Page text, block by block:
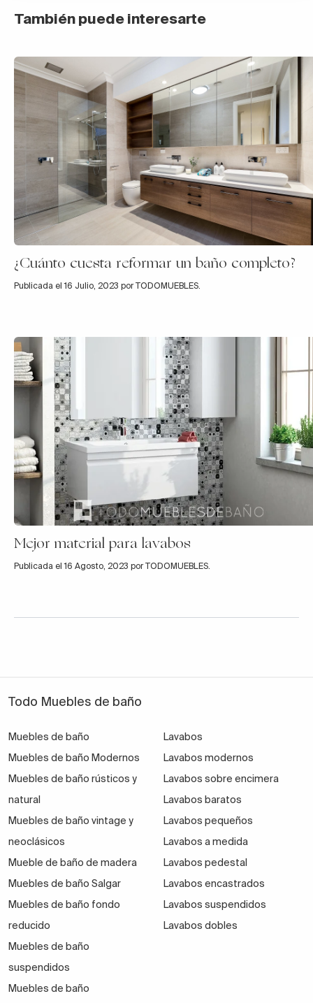
También puede interesarte
¿Cuánto cuesta reformar un baño completo?
Publicada el 16 Julio, 2023 por TODOMUEBLES.
Mejor material para lavabos
Publicada el 16 Agosto, 2023 por TODOMUEBLES.
Todo Muebles de baño
Muebles de baño
Muebles de baño Modernos
Muebles de baño rústicos y
natural
Muebles de baño vintage y
neoclásicos
Mueble de baño de madera
Muebles de baño Salgar
Muebles de baño fondo
reducido
Muebles de baño
suspendidos
Muebles de baño
Lavabos
Lavabos modernos
Lavabos sobre encimera
Lavabos baratos
Lavabos pequeños
Lavabos a medida
Lavabos pedestal
Lavabos encastrados
Lavabos suspendidos
Lavabos dobles